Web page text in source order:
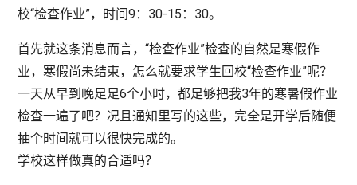
校“检查作业”，时间9：30-15：30。
首先就这条消息而言，“检查作业”检查的自然是寒假作
业，寒假尚未结束，怎么就要求学生回校“检查作业”呢？
一天从早到晚足足6个小时，都足够把我3年的寒暑假作业
检查一遍了吧？况且通知里写的这些，完全是开学后随便
抽个时间就可以很快完成的。
学校这样做真的合适吗？